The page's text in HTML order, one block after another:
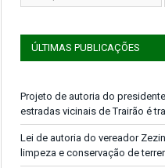
ÚLTIMAS PUBLICAÇÕES
Projeto de autoria do
estradas vicinais de Trairão é
Lei de autoria do vereador
limpeza e conservação de